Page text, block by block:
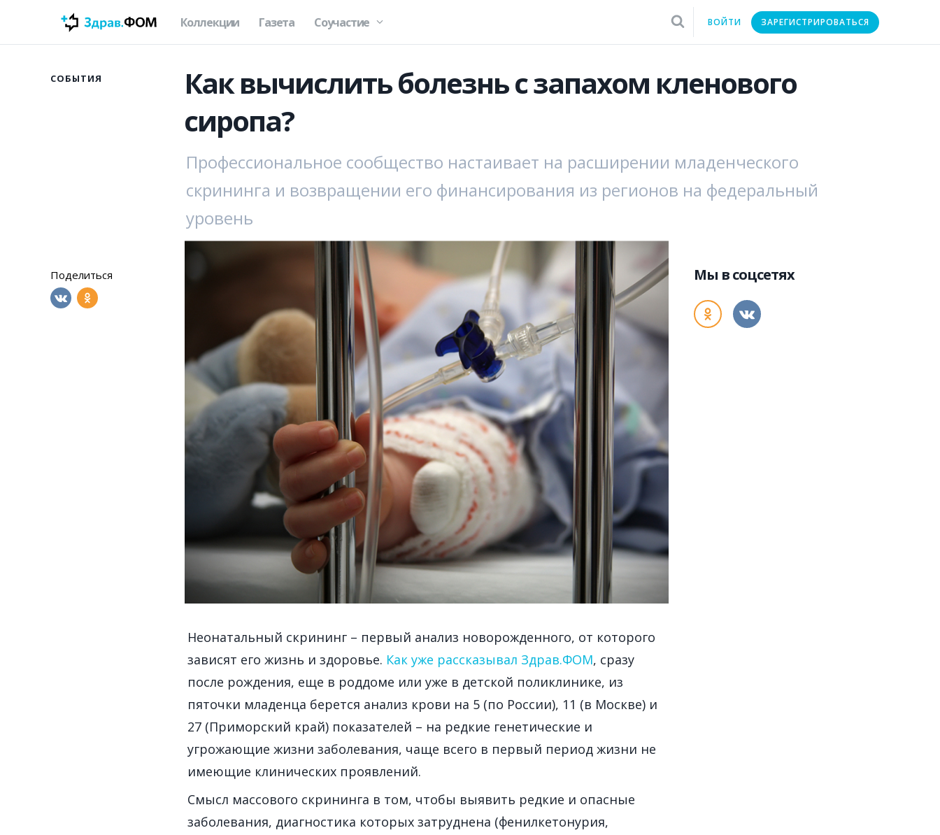
Коллекции Газета Соучастие ВОЙТИ ЗАРЕГИСТРИРОВАТЬСЯ
СОБЫТИЯ
Как вычислить болезнь с запахом кленового
сиропа?
Профессиональное сообщество настаивает на расширении младенческого
скрининга и возвращении его финансирования из регионов на федеральный
уровень
Поделиться
Неонатальный скрининг – первый анализ новорожденного, от которого
зависят его жизнь и здоровье. Как уже рассказывал Здрав.ФОМ, сразу
после рождения, еще в роддоме или уже в детской поликлинике, из
пяточки младенца берется анализ крови на 5 (по России), 11 (в Москве) и
27 (Приморский край) показателей – на редкие генетические и
угрожающие жизни заболевания, чаще всего в первый период жизни не
имеющие клинических проявлений.
Смысл массового скрининга в том, чтобы выявить редкие и опасные
заболевания, диагностика которых затруднена (фенилкетонурия,
Мы в соцсетях